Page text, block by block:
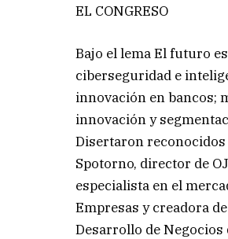
EL CONGRESO
Bajo el lema El futuro
ciberseguridad e
innovación en bancos;
innovación y
Disertaron
Spotorno, director de
especialista en el
Empresas y creadora
Desarrollo de Negocios